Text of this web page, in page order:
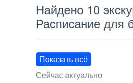
Найдено 10
Расписание для
Показать всё
Сейчас актуально